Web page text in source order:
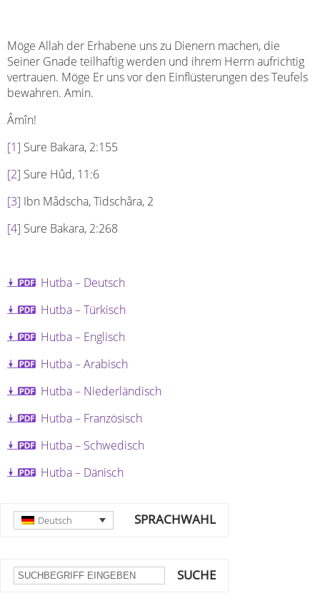
Möge Allah der Erhabene uns zu Dienern machen, die
Seiner Gnade teilhaftig werden und ihrem Herrn aufrichtig
vertrauen. Möge Er uns vor den Einflüsterungen des Teufels
bewahren. Amin.
Âmîn!
[1] Sure Bakara, 2:155
[2] Sure Hûd, 11:6
[3] Ibn Mâdscha, Tidschâra, 2
[4] Sure Bakara, 2:268
Hutba – Deutsch
Hutba – Türkisch
Hutba – Englisch
Hutba – Arabisch
Hutba – Niederländisch
Hutba – Französisch
Hutba – Schwedisch
Hutba – Dänisch
SPRACHWAHL
Deutsch
SUCHE